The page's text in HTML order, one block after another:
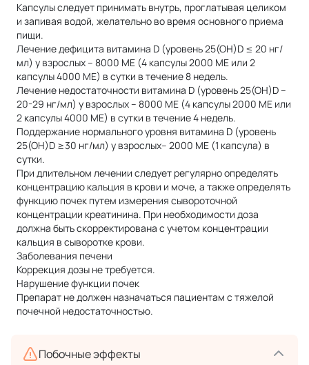
Капсулы следует принимать внутрь, проглатывая целиком
и запивая водой, желательно во время основного приема
пищи.
Лечение дефицита витамина D (уровень 25(ОН)D ≤ 20 нг/
мл) у взрослых – 8000 МЕ (4 капсулы 2000 МЕ или 2
капсулы 4000 МЕ) в сутки в течение 8 недель.
Лечение недостаточности витамина D (уровень 25(ОН)D –
20-29 нг/мл) у взрослых – 8000 МЕ (4 капсулы 2000 МЕ или
2 капсулы 4000 МЕ) в сутки в течение 4 недель.
Поддержание нормального уровня витамина D (уровень
25(ОН)D ≥30 нг/мл) у взрослых– 2000 МЕ (1 капсула) в
сутки.
При длительном лечении следует регулярно определять
концентрацию кальция в крови и моче, а также определять
функцию почек путем измерения сывороточной
концентрации креатинина. При необходимости доза
должна быть скорректирована с учетом концентрации
кальция в сыворотке крови.
Заболевания печени
Коррекция дозы не требуется.
Нарушение функции почек
Препарат не должен назначаться пациентам с тяжелой
почечной недостаточностью.
Побочные эффекты